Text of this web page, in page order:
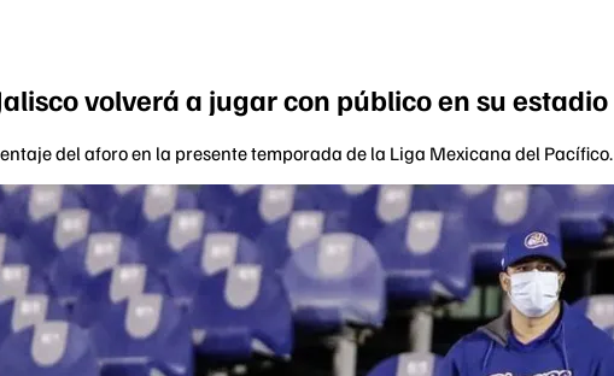
volverá a jugar con público en su estadio
del aforo en la presente temporada de la Liga Mexicana del Pacífico.